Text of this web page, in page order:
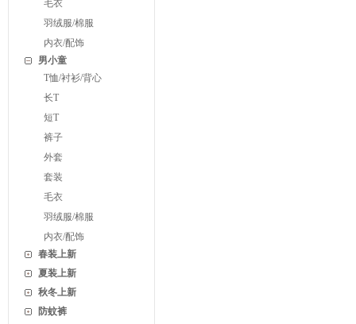
毛衣
羽绒服/棉服
内衣/配饰
男小童
T恤/衬衫/背心
长T
短T
裤子
外套
套装
毛衣
羽绒服/棉服
内衣/配饰
春装上新
夏装上新
秋冬上新
防蚊裤